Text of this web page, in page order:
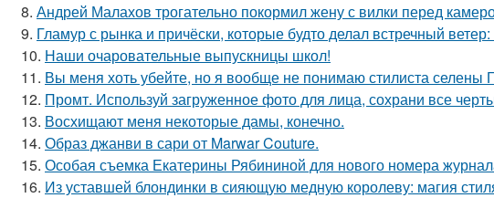
8. Андрей Малахов трогательно покормил жену с вилки перед
9. Гламур с рынка и причёски, которые будто делал встречный
10. Наши очаровательные выпускницы школ!
11. Вы меня хоть убейте, но я вообще не понимаю стилиста селены
12. Промт. Используй загруженное фото для лица, сохрани все
13. Восхищают меня некоторые дамы, конечно.
14. Образ джанви в сари от Marwar Couture.
15. Особая съемка Екатерины Рябининой для нового номера
16. Из уставшей блондинки в сияющую медную королеву: магия